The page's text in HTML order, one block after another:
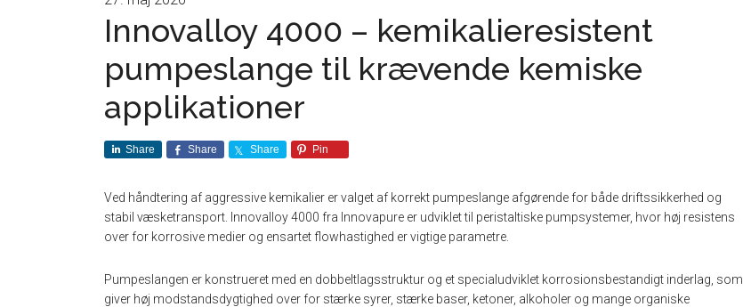
Innovalloy 4000 – kemikalieresistent
pumpeslange til krævende kemiske
applikationer
Share Share Share Pin
Ved håndtering af aggressive kemikalier er valget af korrekt pumpeslange afgørende for både driftssikkerhed og
stabil væsketransport. Innovalloy 4000 fra Innovapure er udviklet til peristaltiske pumpsystemer, hvor høj resistens
over for korrosive medier og ensartet flowhastighed er vigtige parametre.
Pumpeslangen er konstrueret med en dobbeltlagsstruktur og et specialudviklet korrosionsbestandigt inderlag, som
giver høj modstandsdygtighed over for stærke syrer, stærke baser, ketoner, alkoholer og mange organiske